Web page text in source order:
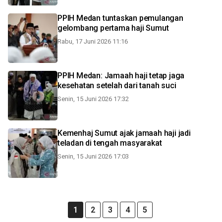
PPIH Medan tuntaskan pemulangan
gelombang pertama haji Sumut
Rabu, 17 Juni 2026 11:16
PPIH Medan: Jamaah haji tetap jaga
kesehatan setelah dari tanah suci
Senin, 15 Juni 2026 17:32
Kemenhaj Sumut ajak jamaah haji jadi
teladan di tengah masyarakat
Senin, 15 Juni 2026 17:03
1 2 3 4 5